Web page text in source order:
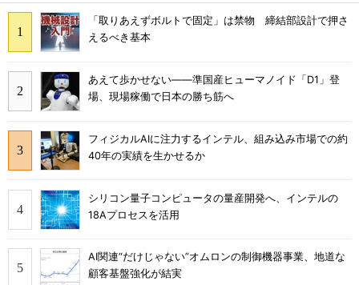
「取りあえずボルトで固定」は禁物 締結部設計で押さ
えるべき基本
あえて歩かせない――準国産ヒューマノイド「D1」登
場、現場稼働で日本の勝ち筋へ
フィジカルAIに注力するインテル、組み込み市場での約
40年の実績を生かせるか
シリコン量子コンピュータの量産開発へ、インテルの
18Aプロセスを活用
AI関連“だけじゃない”オムロンの制御機器事業、地道な
顧客基盤強化が結実